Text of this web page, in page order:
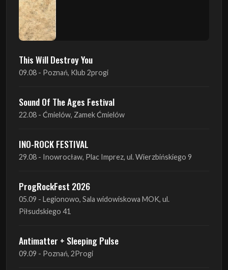
This Will Destroy You
09.08 - Poznań, Klub 2progi
Sound Of The Ages Festival
22.08 - Ćmielów, Zamek Ćmielów
INO-ROCK FESTIVAL
29.08 - Inowrocław, Plac Imprez, ul. Wierzbińskiego 9
ProgRockFest 2026
Antimatter + Sleeping Pulse
09.09 - Poznań, 2Progi
Amelia Tokarska - Celtic Tales Quartet
10.09 - Rybnik, Teatr Ziemi Rybnickiej